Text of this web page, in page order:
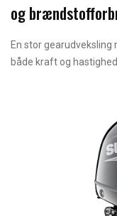
og
En stor
både kraft og hastighed